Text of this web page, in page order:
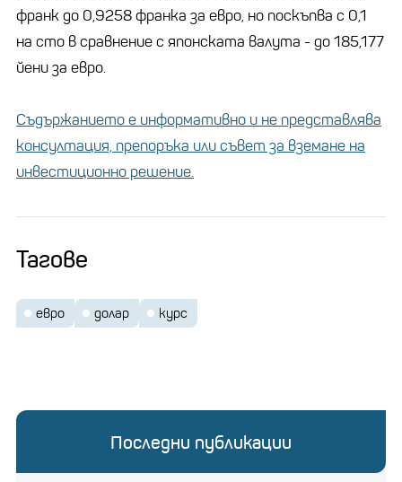
франк до 0,9258 франка за евро, но поскъпва с 0,1
на сто в сравнение с японската валута - до 185,177
йени за евро.
Съдържанието е информативно и не представлява
консултация, препоръка или съвет за вземане на
инвестиционно решение.
Тагове
евро долар курс
Последни публикации